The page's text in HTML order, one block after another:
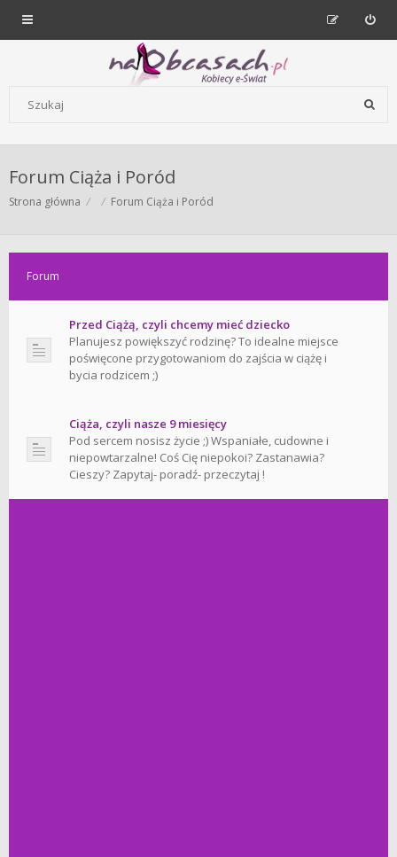
Forum dla kobiet | NaObcasach.pl
Forum Ciąża i Poród
Strona główna Forum Ciąża i Poród
Forum
Przed Ciążą, czyli chcemy mieć dziecko
Planujesz powiększyć rodzinę? To idealne miejsce
poświęcone przygotowaniom do zajścia w ciążę i
bycia rodzicem ;)
Ciąża, czyli nasze 9 miesięcy
Pod sercem nosisz życie ;) Wspaniałe, cudowne i
niepowtarzalne! Coś Cię niepokoi? Zastanawia?
Cieszy? Zapytaj- poradź- przeczytaj !